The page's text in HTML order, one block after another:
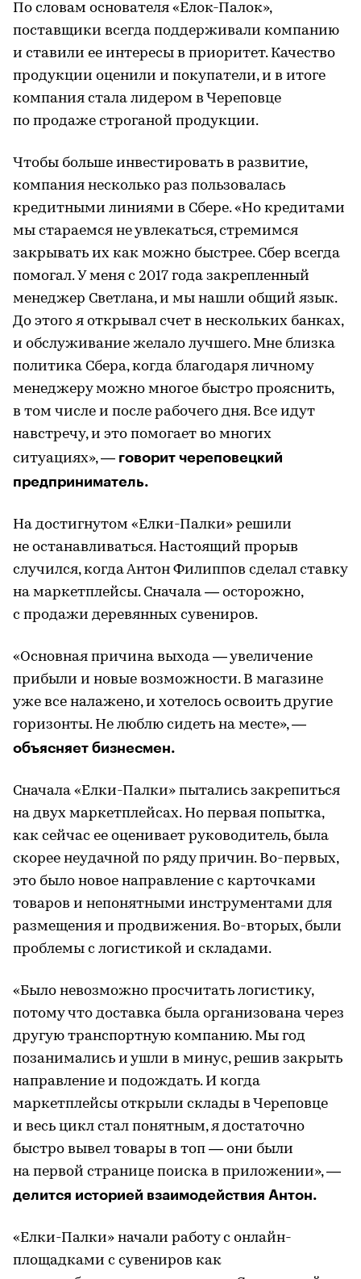
По словам основателя «Елок-Палок»,
поставщики всегда поддерживали компанию
и ставили ее интересы в приоритет. Качество
продукции оценили и покупатели, и в итоге
компания стала лидером в Череповце
по продаже строганой продукции.
Чтобы больше инвестировать в развитие,
компания несколько раз пользовалась
кредитными линиями в Сбере. «Но кредитами
мы стараемся не увлекаться, стремимся
закрывать их как можно быстрее. Сбер всегда
помогал. У меня с 2017 года закрепленный
менеджер Светлана, и мы нашли общий язык.
До этого я открывал счет в нескольких банках,
и обслуживание желало лучшего. Мне близка
политика Сбера, когда благодаря личному
менеджеру можно многое быстро прояснить,
в том числе и после рабочего дня. Все идут
навстречу, и это помогает во многих
ситуациях», — говорит череповецкий
предприниматель.
На достигнутом «Елки-Палки» решили
не останавливаться. Настоящий прорыв
случился, когда Антон Филиппов сделал ставку
на маркетплейсы. Сначала — осторожно,
с продажи деревянных сувениров.
«Основная причина выхода — увеличение
прибыли и новые возможности. В магазине
уже все налажено, и хотелось освоить другие
горизонты. Не люблю сидеть на месте», —
объясняет бизнесмен.
Сначала «Елки-Палки» пытались закрепиться
на двух маркетплейсах. Но первая попытка,
как сейчас ее оценивает руководитель, была
скорее неудачной по ряду причин. Во-первых,
это было новое направление с карточками
товаров и непонятными инструментами для
размещения и продвижения. Во-вторых, были
проблемы с логистикой и складами.
«Было невозможно просчитать логистику,
потому что доставка была организована через
другую транспортную компанию. Мы год
позанимались и ушли в минус, решив закрыть
направление и подождать. И когда
маркетплейсы открыли склады в Череповце
и весь цикл стал понятным, я достаточно
быстро вывел товары в топ — они были
на первой странице поиска в приложении», —
делится историей взаимодействия Антон.
«Елки-Палки» начали работу с онлайн-
площадками с сувениров как